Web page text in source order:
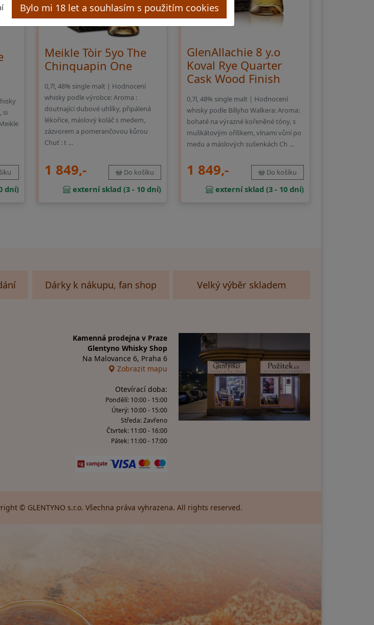
Bylo mi 18 let a souhlasím s použitím cookies
si
dní)
Meikle Tòir 5yo The
Chinquapin One
0,7l, 48% single malt | Hodnocení
whisky podle výrobce: Aroma :
doutnající dubové uhlíky, připálená
lékořice, máslový koláč s medem,
zázvorem a pomerančovou kůrou
Chuť : t …
1 849,- Do košíku
externí sklad (3 - 10 dní)
GlenAllachie 8 y.o
Koval Rye Quarter
Cask Wood Finish
0,7l, 48% single malt | Hodnocení
whisky podle Billyho Walkera: Aroma:
bohaté na výrazné kořeněné tóny, s
muškátovým oříškem, vlnami vůní po
medu a máslových sušenkách Ch …
1 849,- Do košíku
externí sklad (3 - 10 dní)
Dárky k nákupu, fan shop Velký výběr skladem
Kamenná prodejna v Praze
Glentyno Whisky Shop
Na Malovance 6, Praha 6
Zobrazit mapu
Otevírací doba:
Pondělí: 10:00 - 15:00
Úterý: 10:00 - 15:00
Středa: Zavřeno
Čtvrtek: 11:00 - 16:00
Pátek: 11:00 - 17:00
© GLENTYNO s.r.o. Všechna práva vyhrazena. All rights reserved.